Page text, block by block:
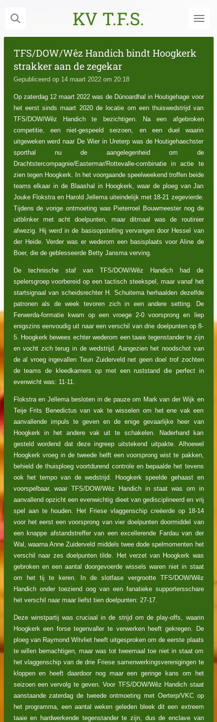
direct
hoofdinhoud
KV T.F.S.
TFS/DOW/Wêz Handich bindt Hoogkerk
strakker aan de zegekar
Gepubliceerd op 14 maart 2022 om 20:18
Op zaterdag 12 maart 2022 was de Dúnoardhal in Houtigehage voor
het eerst sinds maart 2020 de locatie om een thuiswedstrijd van
TFS/DOW/Wêz Handich te bezichtigen. Na een afgebroken
competitie, een niet-gespeeld seizoen, en een duel waarin
uitgeweken werd naar De Wier in Ureterp was de Houtigehaechster
sporthal nu de aangelegenheid om de
Drachtstercompagnie/Eastermar/Rottevalle-combinatie in actie te
zien tegen Hoogkerk. In het voorgaande speelweekend troffen beide
teams elkaar in de Blaashal in Hoogkerk, waar de ploeg van Jan
Jouke Flokstra en Harold Jellema uiteindelijk met 18-21 zegevierde.
Tijdens de vorige ontmoeting was Pieterroel Bouwmeester nog de
uitblinker met acht doelpunten, maar ditmaal was de routinier
afwezig. Hij werd in de basisopstelling vervangen door Hessel van
der Heide. Verder was er wederom een basisplaats voor Aline de
Boer, die de geblesseerde Betty Jansma verving.
De technische staf van TFS/DOW/Wêz Handich had de
spelersgroep voorbereid op een tactisch steekspel, maar vanaf het
startsignaal van scheidsrechter H. Schuitema herhaalden dezelfde
patronen als de week tevoren zich in een andere setting. De
Ferwerda-formatie kwam op een vroege 2-0 voorsprong en liep
enigszins eenvoudig uit naar een verschil van drie doelpunten op 8-
5. Hoogkerk bewees echter wederom een taaie tegenstander te zijn
en vocht zich terug in de wedstrijd. Aangezien het noodschot van
de al vroeg ingevallen Teun Zuiderveld net geen doel trof zochten
de teams de kleedkamers op met een ruststand die perfect in
evenwicht was: 11-11.
Flokstra en Jellema besloten in de pauze om Mark van der Wijk en
Teije Frits Benedictus van vak te wisselen om het ene vak een
aanvallende impuls te geven en de enige gevaarlijke heer van
Hoogkerk in het andere vak uit te schakelen. Naderhand kan
gesteld wordend dat deze ingreep uitstekend uitpakte. Alhoewel
Hoogkerk vroeg in de tweede helft een voorsprong wist te pakken,
behield de thuisploeg voortdurend controle en bepaalde het tevens
ook het tempo van de wedstrijd. Hoogkerk speelde gehaast en
voorspelbaar, waar TFS/DOW/Wêz Handich in staat was om in
aanvallend opzicht een evenwichtig dieet van gedisciplineerd en vrij
spel aan te houden. Het Friese vlaggenschip creëerde op 18-14
voor het eerst een voorsprong van vier doelpunten doormiddel van
een knappe afstandstreffer van een excellerende Fardau van der
Wal, waarna Anne Zuiderveld middels twee dode spelmomenten het
verschil naar zes doelpunten tilde. Het verzet van Hoogkerk was
gebroken en een aantal doorgevoerde wissels waren niet in staat
om het tij te keren. In de slotfase vergrootte TFS/DOW/Wêz
Handich onder toeziend oog van een fanatieke supportersschare
het verschil naar maar liefst tien doelpunten: 27-17.
Deze winstpartij was cruciaal in de strijd om de play-offs, waarin
Hoogkerk een forse tegenvaller te verwerken heeft gekregen. De
ploeg van Raymond Witvliet heeft uitgesproken om de eerste plaats
te willen bemachtigen, maar was tot tweemaal toe niet in staat om
het vlaggenschip van de drie Friese samenwerkingsverenigingen te
kloppen en heeft daardoor nog maar een geringe kans om het
seizoen een vervolg te geven. Voor TFS/DOW/Wêz Handich staat
aanstaande zaterdag de tweede ontmoeting met Oerterp/VKC op
het programma, een aantal weken geleden bleek dit een extreem
taaie en hardwerkende tegenstander te zijn, dus de enclave van